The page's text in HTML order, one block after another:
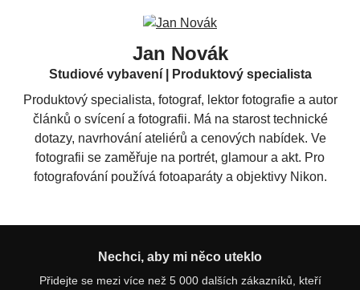
Jan Novák
Studiové vybavení | Produktový specialista
Produktový specialista, fotograf, lektor fotografie a autor
článků o svícení a fotografii. Má na starost technické
dotazy, navrhování ateliérů a cenových nabídek. Ve
fotografii se zaměřuje na portrét, glamour a akt. Pro
fotografování používá fotoaparáty a objektivy Nikon.
Nechci, aby mi něco uteklo
Přidejte se mezi více než 5 000 dalších zákazníků, kteří